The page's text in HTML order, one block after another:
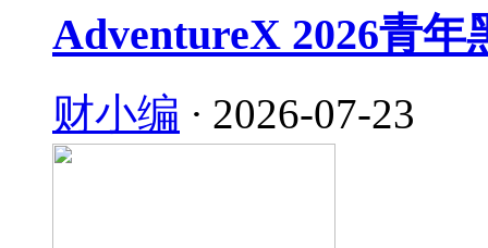
AdventureX 2026青
财小编 · 2026-07-23